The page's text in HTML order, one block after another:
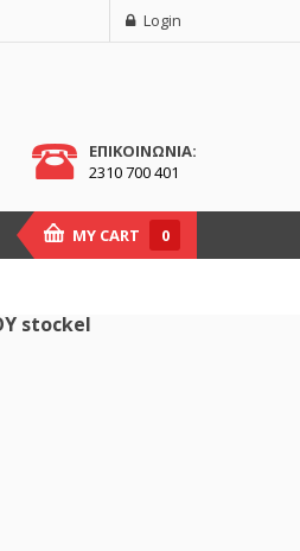
Login
ΕΠΙΚΟΙΝΩΝΙΑ:
2310 700 401
MY CART 0
stockel